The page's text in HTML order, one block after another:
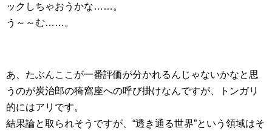
ックしちゃおうかな……。
う～～む……。
あ、たぶんここが一番評価が分かれるんじゃないかなと思
うのが炭治郎の猗窩座への呼び掛けなんですが、トンガリ
的にはアリです。
結果論と取られそうですが、“透き通る世界”という領域はそ